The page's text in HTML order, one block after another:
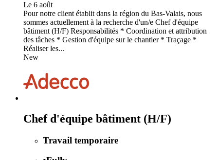
Le 6 août
Pour notre client établit dans la région du Bas-Valais, nous
sommes actuellement à la recherche d'un/e Chef d'équipe
bâtiment (H/F) Responsabilités * Coordination et attribution
des tâches * Gestion d'équipe sur le chantier * Traçage *
Réaliser les...
New
Chef d'équipe bâtiment (H/F)
Travail temporaire